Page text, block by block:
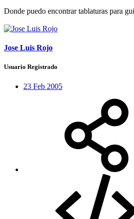
Donde puedo encontrar tablaturas para
Jose Luis Rojo
Usuario Registrado
23 Feb 2005